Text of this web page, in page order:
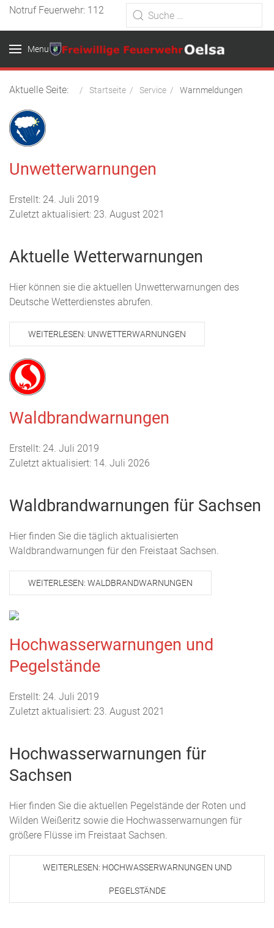
Notruf Feuerwehr: 112
Menu
Aktuelle Seite: Startseite Service Warnmeldungen
Unwetterwarnungen
Erstellt: 24. Juli 2019
Zuletzt aktualisiert: 23. August 2021
Aktuelle Wetterwarnungen
Hier können sie die aktuellen Unwetterwarnungen des
Deutsche Wetterdienstes abrufen.
WEITERLESEN: UNWETTERWARNUNGEN
Waldbrandwarnungen
Erstellt: 24. Juli 2019
Zuletzt aktualisiert: 14. Juli 2026
Waldbrandwarnungen für Sachsen
Hier finden Sie die täglich aktualisierten
Waldbrandwarnungen für den Freistaat Sachsen.
WEITERLESEN: WALDBRANDWARNUNGEN
Hochwasserwarnungen und
Pegelstände
Erstellt: 24. Juli 2019
Zuletzt aktualisiert: 23. August 2021
Hochwasserwarnungen für
Sachsen
Hier finden Sie die aktuellen Pegelstände der Roten und
Wilden Weißeritz sowie die Hochwasserwarnungen für
größere Flüsse im Freistaat Sachsen.
WEITERLESEN: HOCHWASSERWARNUNGEN UND
PEGELSTÄNDE